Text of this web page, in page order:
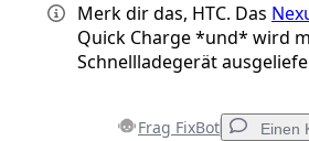
Merk dir das, HTC. Das
Quick Charge *und* wird
Schnellladegerät
Frag FixBot Einen